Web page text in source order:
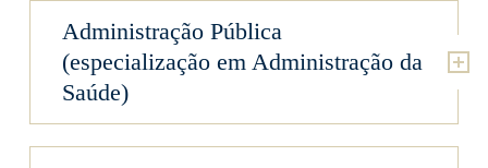
Administração Pública
(especialização em Administração da
Saúde)